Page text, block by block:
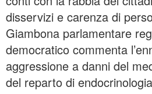
disservizi e carenza di
Giambona parlamentare
democratico commenta
aggressione a danni del
del reparto di